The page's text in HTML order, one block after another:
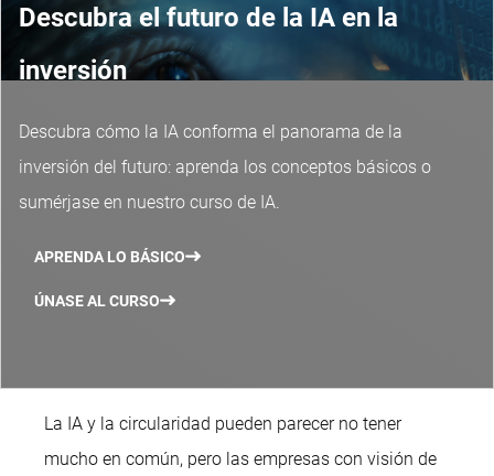
Descubra el futuro de la IA en la
inversión
Descubra cómo la IA conforma el panorama de la
inversión del futuro: aprenda los conceptos básicos o
sumérjase en nuestro curso de IA.
APRENDA LO BÁSICO
ÚNASE AL CURSO
La IA y la circularidad pueden parecer no tener
mucho en común, pero las empresas con visión de